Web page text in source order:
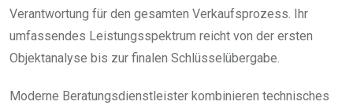
Verantwortung für den gesamten Verkaufsprozess. Ihr
umfassendes Leistungsspektrum reicht von der ersten
Objektanalyse bis zur finalen Schlüsselübergabe.
Moderne Beratungsdienstleister kombinieren technisches